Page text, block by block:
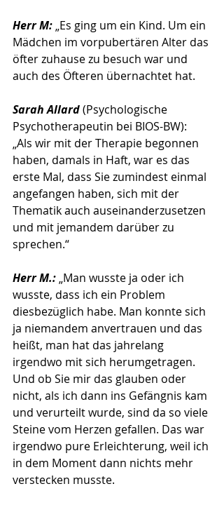
Herr M: „Es ging um ein Kind. Um ein
Mädchen im vorpubertären Alter das
öfter zuhause zu besuch war und
auch des Öfteren übernachtet hat.
Sarah Allard (Psychologische
Psychotherapeutin bei BIOS-BW):
„Als wir mit der Therapie begonnen
haben, damals in Haft, war es das
erste Mal, dass Sie zumindest einmal
angefangen haben, sich mit der
Thematik auch auseinanderzusetzen
und mit jemandem darüber zu
sprechen.“
Herr M.: „Man wusste ja oder ich
wusste, dass ich ein Problem
diesbezüglich habe. Man konnte sich
ja niemandem anvertrauen und das
heißt, man hat das jahrelang
irgendwo mit sich herumgetragen.
Und ob Sie mir das glauben oder
nicht, als ich dann ins Gefängnis kam
und verurteilt wurde, sind da so viele
Steine vom Herzen gefallen. Das war
irgendwo pure Erleichterung, weil ich
in dem Moment dann nichts mehr
verstecken musste.